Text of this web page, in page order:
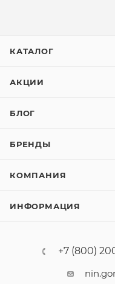
КАТАЛОГ
АКЦИИ
БЛОГ
БРЕНДЫ
КОМПАНИЯ
ИНФОРМАЦИЯ
+7 (800)